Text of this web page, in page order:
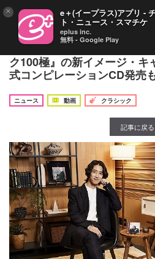
角野隼斗がソニーミュージ
ク100極』の新イメージ・
式コンピレーションCD発売
ニュース
動画 クラシック
記事に戻る
× e＋(イープラス)アプリ -
ト・ニュース・スマチケ
eplus inc.
無料 - Google Play